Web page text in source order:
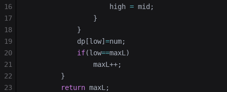
                    high
= mid;
                }
            }
            dp[low]
=num;
            if
(low==maxL)
                maxL++;
        }
        return
maxL;
16
17
18
19
20
21
22
23